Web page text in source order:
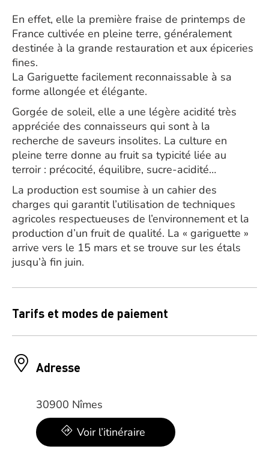
En effet, elle la première fraise de printemps de
France cultivée en pleine terre, généralement
destinée à la grande restauration et aux épiceries
fines.
La Gariguette facilement reconnaissable à sa
forme allongée et élégante.
Gorgée de soleil, elle a une légère acidité très
appréciée des connaisseurs qui sont à la
recherche de saveurs insolites. La culture en
pleine terre donne au fruit sa typicité liée au
terroir : précocité, équilibre, sucre-acidité…
La production est soumise à un cahier des
charges qui garantit l’utilisation de techniques
agricoles respectueuses de l’environnement et la
production d’un fruit de qualité. La « gariguette »
arrive vers le 15 mars et se trouve sur les étals
jusqu’à fin juin.
Tarifs et modes de paiement
Adresse
30900 Nîmes
Voir l’itinéraire